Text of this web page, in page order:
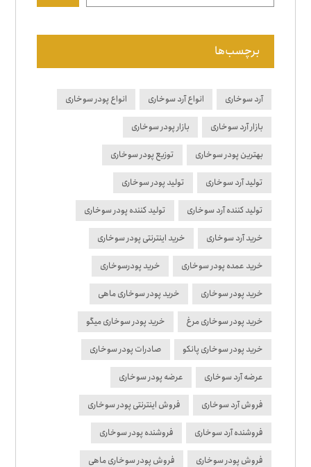
برچسب‌ها
آرد سوخاری انواع آرد سوخاری انواع پودر سوخاری
بازار آرد سوخاری بازار پودر سوخاری
بهترین پودر سوخاری توزیع پودر سوخاری
تولید آرد سوخاری تولید پودر سوخاری
تولید کننده آرد سوخاری تولید کننده پودر سوخاری
خرید آرد سوخاری خرید اینترنتی پودر سوخاری
خرید عمده پودر سوخاری خرید پودرسوخاری
خرید پودر سوخاری خرید پودر سوخاری ماهی
خرید پودر سوخاری مرغ خرید پودر سوخاری میگو
خرید پودر سوخاری پانکو صادرات پودر سوخاری
عرضه آرد سوخاری عرضه پودر سوخاری
فروش آرد سوخاری فروش اینترنتی پودر سوخاری
فروشنده آرد سوخاری فروشنده پودر سوخاری
فروش پودر سوخاری فروش پودر سوخاری ماهی